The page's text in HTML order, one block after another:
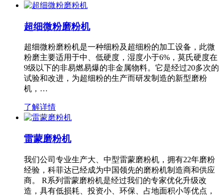
超细微粉磨粉机
超细微粉磨粉机是一种细粉及超细粉的加工设备，此微
粉磨主要适用于中、低硬度，湿度小于6%，莫氏硬度在
9级以下的非易燃易爆的非金属物料。它是经过20多次的
试验和改进，为超细粉的生产而研发制造的新型磨粉
机，…
了解详情
雷蒙磨粉机
我们公司专业生产大、中型雷蒙磨粉机，拥有22年磨粉
经验，科菲达已经成为中国领先的磨粉机制造商和供应
商。 R系列雷蒙磨粉机是经过我们的专家优化升级改
造，具有低损耗、投资小、环保、占地面积小等优点，